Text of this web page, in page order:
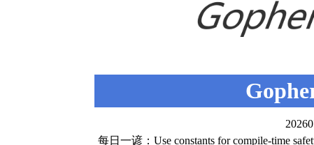
每日一谚：Use constants for compile-time